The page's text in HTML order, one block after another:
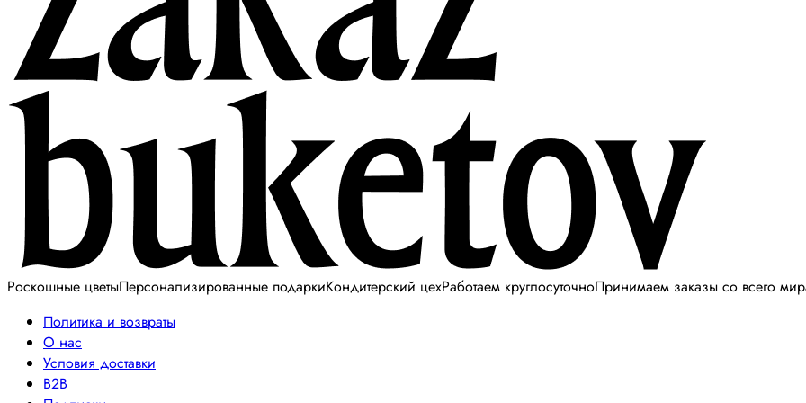
Роскошные цветыПерсонализированные подаркиКондитерский цехРаботаем круглосуточноПринимаем заказы со всего
Политика и возвраты
О нас
Условия доставки
B2B